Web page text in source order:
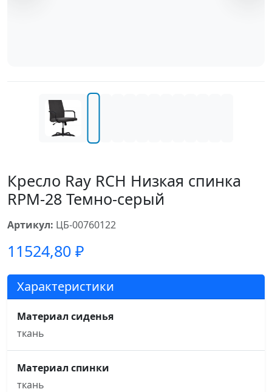
Кресло Ray RCH Низкая спинка
RPM-28 Темно-серый
Артикул: ЦБ-00760122
11524,80 ₽
Характеристики
Материал сиденья
ткань
Материал спинки
ткань